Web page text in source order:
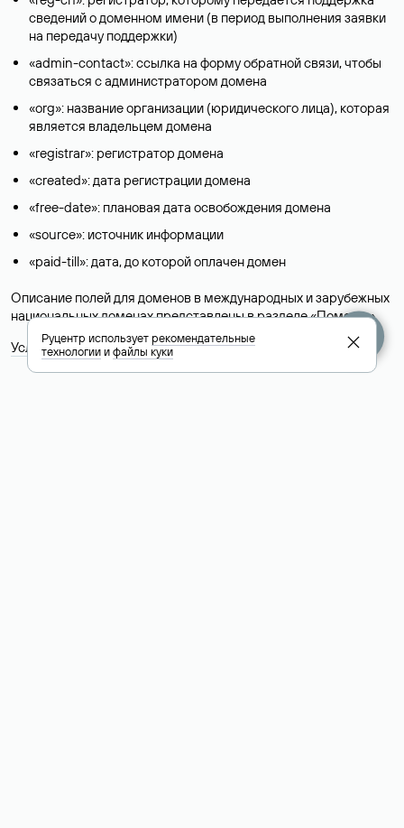
сведений о доменном имени (в период выполнения заявки
на передачу поддержки)
«admin-contact»: ссылка на форму обратной связи, чтобы
связаться с администратором домена
«org»: название организации (юридического лица), которая
является владельцем домена
«registrar»: регистратор домена
«created»: дата регистрации домена
«free-date»: плановая дата освобождения домена
«source»: источник информации
«paid-till»: дата, до которой оплачен домен
Описание полей для доменов в международных и зарубежных
национальных доменах представлены в разделе «Помощь».
Условия использования Whois-сервиса
Руцентр используетрекомендательные
технологииифайлы куки